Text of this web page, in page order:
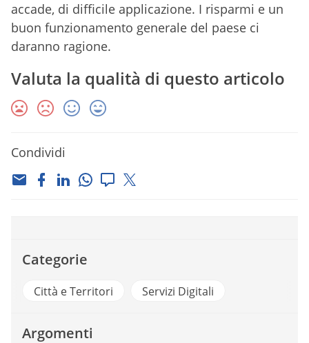
accade, di difficile applicazione. I risparmi e un
buon funzionamento generale del paese ci
daranno ragione.
Valuta la qualità di questo articolo
Condividi
Categorie
Città e Territori Servizi Digitali
Argomenti